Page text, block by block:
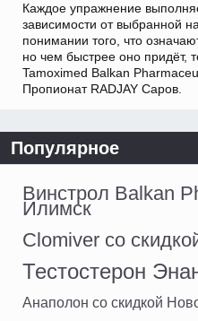
Каждое упражнение
зависимости от выбранной
понимании того, что
но чем быстрее оно придёт,
Tamoximed Balkan
Пропионат RADJAY Саров.
Популярное
Винстрол Balkan
Илимск
Clomiver со
Тестостерон
Анаполон со скидкой